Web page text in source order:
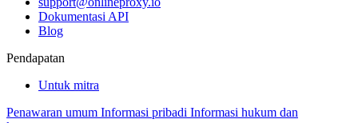
Dokumentasi API
Blog
Pendapatan
Untuk mitra
Penawaran umum Informasi pribadi Informasi hukum dan